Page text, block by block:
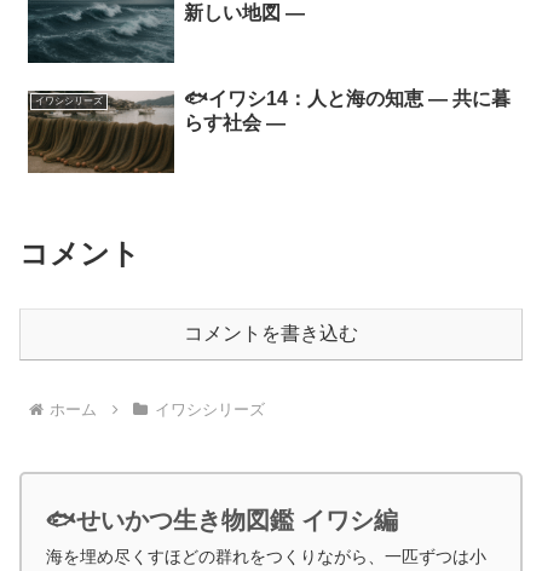
新しい地図 ―
イワシシリーズ
🐟イワシ14：人と海の知恵 ― 共に暮
らす社会 ―
コメント
コメントを書き込む
ホーム イワシシリーズ
🐟せいかつ生き物図鑑 イワシ編
海を埋め尽くすほどの群れをつくりながら、一匹ずつは小